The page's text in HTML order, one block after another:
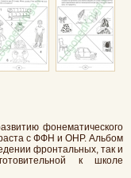
фонематического
с ФФН и ОНР. Альбом
фронтальных, так и
к школе